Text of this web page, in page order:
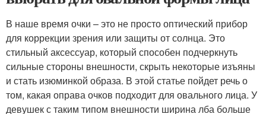
В наше время очки – это не просто оптический прибор
для коррекции зрения или защиты от солнца. Это
стильный аксессуар, который способен подчеркнуть
сильные стороны внешности, скрыть некоторые изъяны
и стать изюминкой образа. В этой статье пойдет речь о
том, какая оправа очков подходит для овального лица. У
девушек с таким типом внешности ширина лба больше